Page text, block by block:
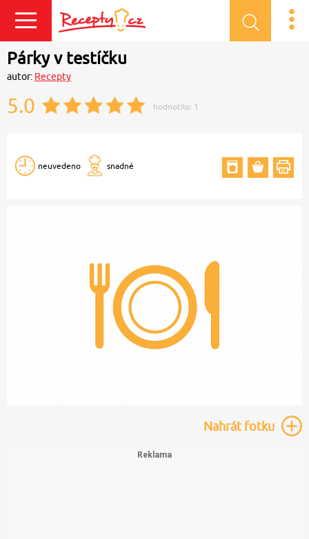
Přihlásit se
Párky v testíčku
autor: Recepty
5.0 hodnotilo: 1
neuvedeno snadné
Nahrátfotku